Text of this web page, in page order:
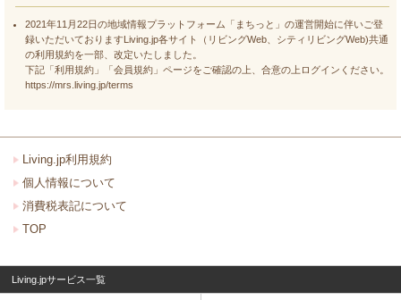
2021年11月22日の地域情報プラットフォーム「まちっと」の運営開始に伴いご登
録いただいておりますLiving.jp各サイト（リビングWeb、シティリビングWeb)共通
の利用規約を一部、改定いたしました。
下記「利用規約」「会員規約」ページをご確認の上、合意の上ログインください。
https://mrs.living.jp/terms
Living.jp利用規約
個人情報について
消費税表記について
TOP
Living.jpサービス一覧